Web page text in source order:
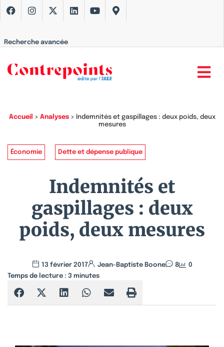
Recherche avancée
Accueil > Analyses>
Indemnités et gaspillages : deux poids, deux
mesures
Économie Dette et dépense publique
Indemnités et
gaspillages : deux
poids, deux mesures
13 février 2017 Jean-Baptiste Boone 8
0
Temps de lecture : 3 minutes